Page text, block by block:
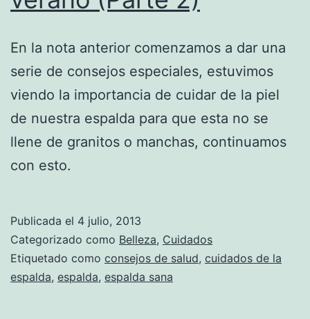
En la nota anterior comenzamos a dar una
serie de consejos especiales, estuvimos
viendo la importancia de cuidar de la piel
de nuestra espalda para que esta no se
llene de granitos o manchas, continuamos
con esto.
Publicada el 4 julio, 2013
Categorizado como Belleza, Cuidados
Etiquetado como consejos de salud, cuidados de la
espalda, espalda, espalda sana